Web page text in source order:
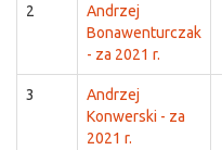
2
Andrzej
Bonawenturczak
- za 2021 r.
3
Andrzej
Konwerski - za
2021 r.